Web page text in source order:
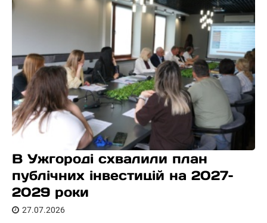
В Ужгороді схвалили план
публічних інвестицій на 2027–
2029 роки
27.07.2026